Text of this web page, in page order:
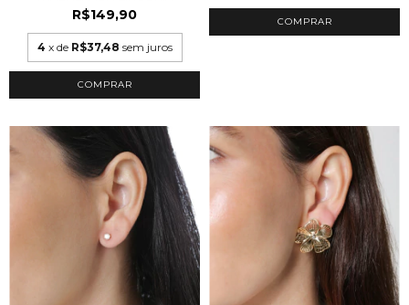
R$149,90
4 x de R$37,48 sem juros
COMPRAR
COMPRAR